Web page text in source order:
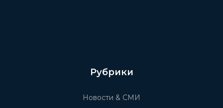
Рубрики
Новости & СМИ